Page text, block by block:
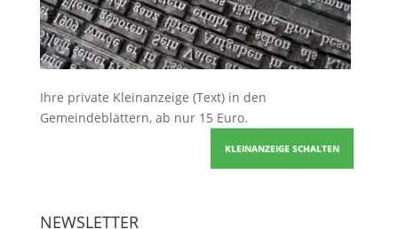
Ihre private Kleinanzeige (Text) in den
Gemeindeblättern, ab nur 15 Euro.
KLEINANZEIGE SCHALTEN
NEWSLETTER